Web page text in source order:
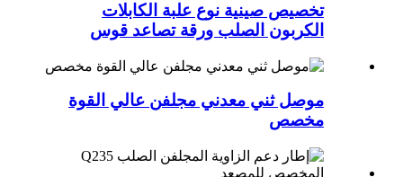
تخصيص صينية نوع علبة الكابلات
الكربون الصلب ورقة تصاعد قوس
موصل ثني معدني مجلفن عالي القوة
مخصص